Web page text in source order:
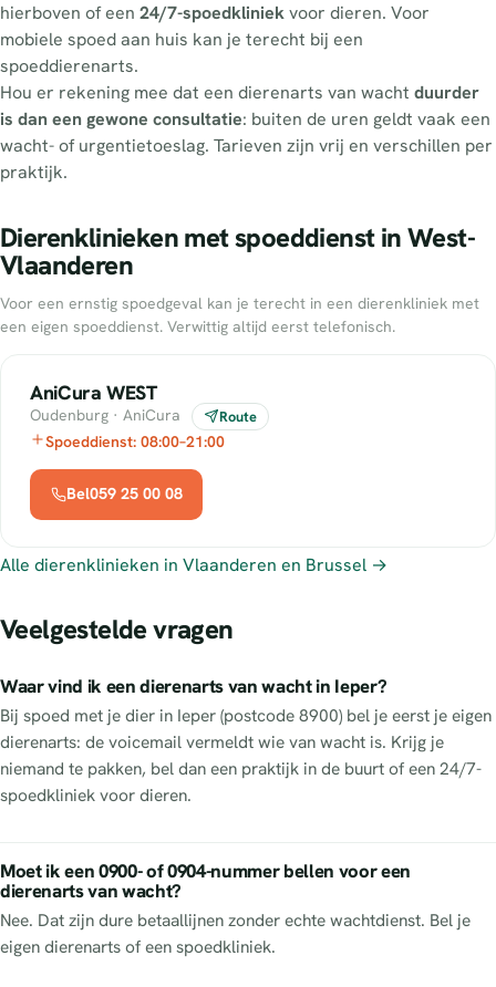
hierboven of een 24/7-spoedkliniekvoor dieren. Voor
mobiele spoed aan huis kan je terecht bij een
spoeddierenarts.
Hou er rekening mee dat een dierenarts van wacht duurder
is dan een gewone consultatie: buiten de uren geldt vaak een
wacht- of urgentietoeslag. Tarieven zijn vrij en verschillen per
praktijk.
Dierenklinieken met spoeddienst in West-
Vlaanderen
Voor een ernstig spoedgeval kan je terecht in een dierenkliniek met
een eigen spoeddienst. Verwittig altijd eerst telefonisch.
AniCura WEST
Oudenburg · AniCura Route
Spoeddienst: 08:00–21:00
Bel059 25 00 08
Alle dierenklinieken in Vlaanderen en Brussel →
Veelgestelde vragen
Waar vind ik een dierenarts van wacht in Ieper?
Bij spoed met je dier in Ieper (postcode 8900) bel je eerst je eigen
dierenarts: de voicemail vermeldt wie van wacht is. Krijg je
niemand te pakken, bel dan een praktijk in de buurt of een 24/7-
spoedkliniek voor dieren.
Moet ik een 0900- of 0904-nummer bellen voor een
dierenarts van wacht?
Nee. Dat zijn dure betaallijnen zonder echte wachtdienst. Bel je
eigen dierenarts of een spoedkliniek.